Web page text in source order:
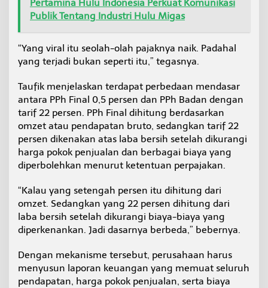
Pertamina Hulu Indonesia Perkuat Komunikasi
Publik Tentang Industri Hulu Migas
“Yang viral itu seolah-olah pajaknya naik. Padahal
yang terjadi bukan seperti itu,” tegasnya.
Taufik menjelaskan terdapat perbedaan mendasar
antara PPh Final 0,5 persen dan PPh Badan dengan
tarif 22 persen. PPh Final dihitung berdasarkan
omzet atau pendapatan bruto, sedangkan tarif 22
persen dikenakan atas laba bersih setelah dikurangi
harga pokok penjualan dan berbagai biaya yang
diperbolehkan menurut ketentuan perpajakan.
“Kalau yang setengah persen itu dihitung dari
omzet. Sedangkan yang 22 persen dihitung dari
laba bersih setelah dikurangi biaya-biaya yang
diperkenankan. Jadi dasarnya berbeda,” bebernya.
Dengan mekanisme tersebut, perusahaan harus
menyusun laporan keuangan yang memuat seluruh
pendapatan, harga pokok penjualan, serta biaya